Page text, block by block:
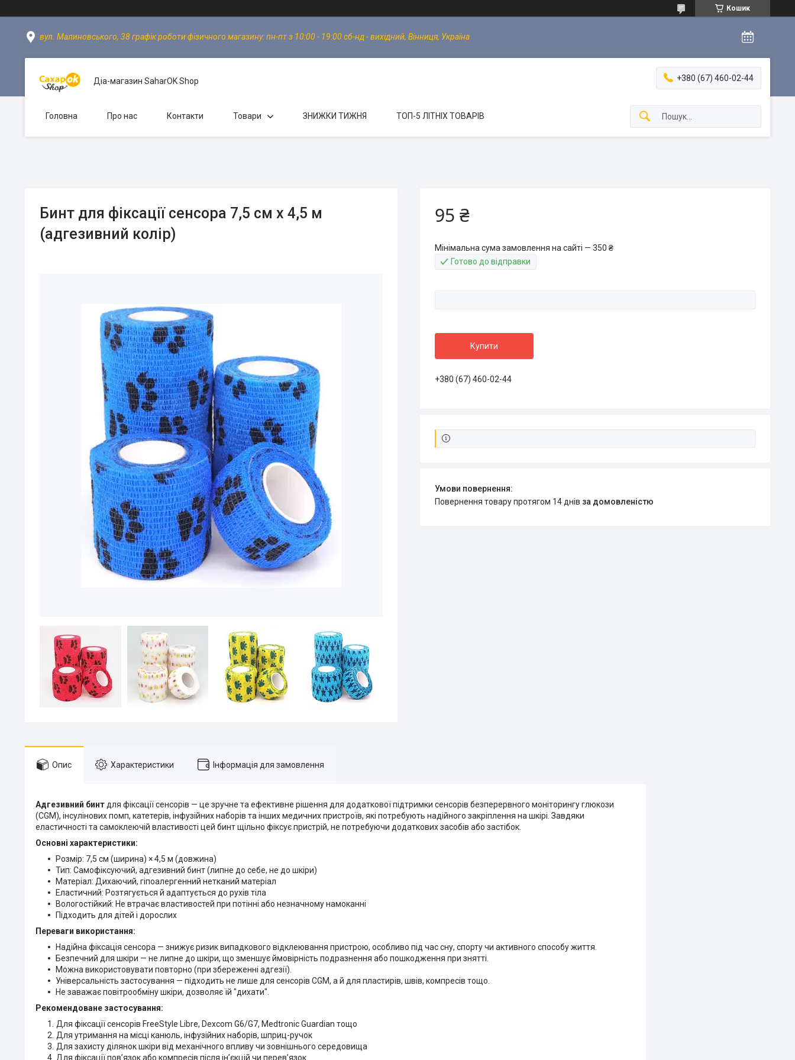
Кошик
вул. Малиновського, 38 графік роботи фізичного магазину: пн-пт з 10:00 - 19:00 сб-нд - вихідний, Вінниця, Україна
Діа-магазин SaharOK Shop +380 (67) 460-02-44
Головна Про нас Контакти Товари ЗНИЖКИ ТИЖНЯ ТОП-5 ЛІТНІХ ТОВАРІВ
Бинт для фіксації сенсора 7,5 см х 4,5 м
(адгезивний колір)
95 ₴
Мінімальна сума замовлення на сайті — 350 ₴
Готово до відправки
Купити
+380 (67) 460-02-44
повернення товару протягом 14 днів за домовленістю
Опис Характеристики Інформація для замовлення
Адгезивний бинт для фіксації сенсорів — це зручне та ефективне рішення для додаткової підтримки сенсорів безперервного моніторингу глюкози
(CGM), інсулінових помп, катетерів, інфузійних наборів та інших медичних пристроїв, які потребують надійного закріплення на шкірі. Завдяки
еластичності та самоклеючій властивості цей бинт щільно фіксує пристрій, не потребуючи додаткових засобів або застібок.
Основні характеристики:
Розмір: 7,5 см (ширина) × 4,5 м (довжина)
Тип: Самофіксуючий, адгезивний бинт (липне до себе, не до шкіри)
Матеріал: Дихаючий, гіпоалергенний нетканий матеріал
Еластичний: Розтягується й адаптується до рухів тіла
Вологостійкий: Не втрачає властивостей при потінні або незначному намоканні
Підходить для дітей і дорослих
Переваги використання:
Надійна фіксація сенсора — знижує ризик випадкового відклеювання пристрою, особливо під час сну, спорту чи активного способу життя.
Безпечний для шкіри — не липне до шкіри, що зменшує ймовірність подразнення або пошкодження при знятті.
Можна використовувати повторно (при збереженні адгезії).
Універсальність застосування — підходить не лише для сенсорів CGM, а й для пластирів, швів, компресів тощо.
Не заважає повітрообміну шкіри, дозволяє їй "дихати".
Рекомендоване застосування:
Для фіксації сенсорів FreeStyle Libre, Dexcom G6/G7, Medtronic Guardian тощо
Для утримання на місці канюль, інфузійних наборів, шприц-ручок
Для захисту ділянок шкіри від механічного впливу чи зовнішнього середовища
Для фіксації пов’язок або компресів після ін’єкцій чи перев’язок